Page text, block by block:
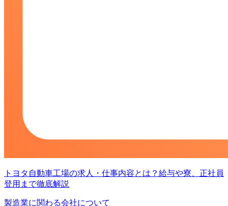
トヨタ自動車工場の求人・仕事内容とは？給与や寮、正社員
登用まで徹底解説
製造業に関わる会社について